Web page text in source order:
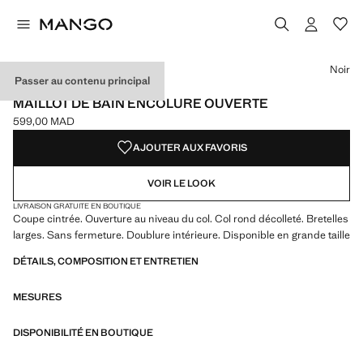
Passer au contenu principal
EXCLUSIVITÉ INTERNET
MAILLOT DE BAIN ENCOLURE OUVERTE
Prix actuel [599,00 MAD ]
599,00 MAD
Choisissez une couleur
Couleur Noir sélectionnée
Noir
AJOUTER AUX FAVORIS
VOIR LE LOOK
LIVRAISON GRATUITE EN BOUTIQUE
Coupe cintrée. Ouverture au niveau du col. Col rond décolleté. Bretelles
larges. Sans fermeture. Doublure intérieure. Disponible en grande taille
DÉTAILS, COMPOSITION ET ENTRETIEN
MESURES
DISPONIBILITÉ EN BOUTIQUE